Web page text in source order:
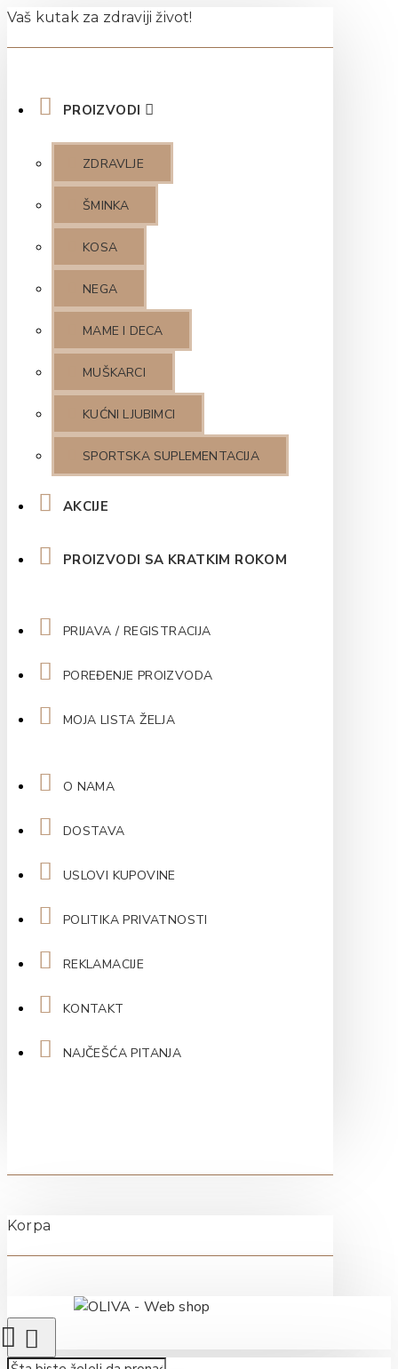
Vaš kutak za zdraviji život!
PROIZVODI
ZDRAVLJE
ŠMINKA
KOSA
NEGA
MAME I DECA
MUŠKARCI
KUĆNI LJUBIMCI
SPORTSKA SUPLEMENTACIJA
AKCIJE
PROIZVODI SA KRATKIM ROKOM
PRIJAVA / REGISTRACIJA
POREĐENJE PROIZVODA
MOJA LISTA ŽELJA
O NAMA
DOSTAVA
USLOVI KUPOVINE
POLITIKA PRIVATNOSTI
REKLAMACIJE
KONTAKT
NAJČEŠĆA PITANJA
Korpa